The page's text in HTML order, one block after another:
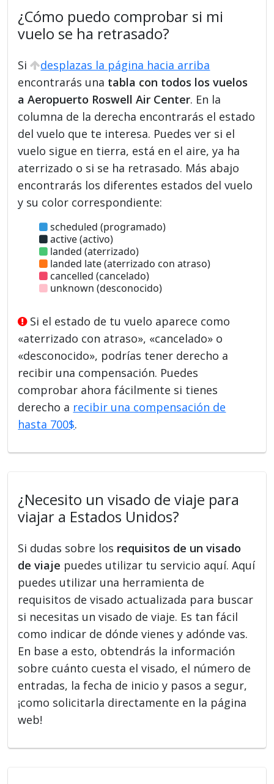
¿Cómo puedo comprobar si mi
vuelo se ha retrasado?
Si
desplazas la página hacia arriba
encontrarás una tabla con todos los vuelos
a Aeropuerto Roswell Air Center. En la
columna de la derecha encontrarás el estado
del vuelo que te interesa. Puedes ver si el
vuelo sigue en tierra, está en el aire, ya ha
aterrizado o si se ha retrasado. Más abajo
encontrarás los diferentes estados del vuelo
y su color correspondiente:
scheduled (programado)
active (activo)
landed (aterrizado)
landed late (aterrizado con atraso)
cancelled (cancelado)
unknown (desconocido)
Si el estado de tu vuelo aparece como
«aterrizado con atraso», «cancelado» o
«desconocido», podrías tener derecho a
recibir una compensación. Puedes
comprobar ahora fácilmente si tienes
derecho a recibir una compensación de
hasta 700$.
¿Necesito un visado de viaje para
viajar a Estados Unidos?
Si dudas sobre los requisitos de un visado
de viaje puedes utilizar tu servicio aquí. Aquí
puedes utilizar una herramienta de
requisitos de visado actualizada para buscar
si necesitas un visado de viaje. Es tan fácil
como indicar de dónde vienes y adónde vas.
En base a esto, obtendrás la información
sobre cuánto cuesta el visado, el número de
entradas, la fecha de inicio y pasos a segur,
¡como solicitarla directamente en la página
web!